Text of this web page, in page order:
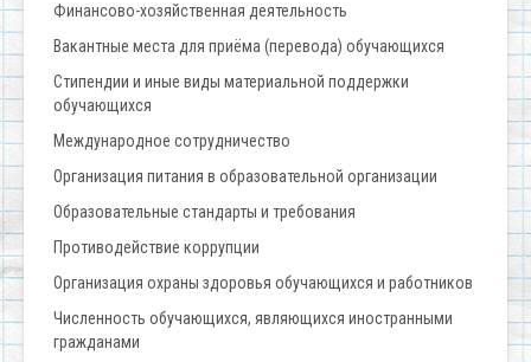
Финансово-хозяйственная деятельность
Вакантные места для приёма (перевода) обучающихся
Стипендии и иные виды материальной поддержки
обучающихся
Международное сотрудничество
Организация питания в образовательной организации
Образовательные стандарты и требования
Противодействие коррупции
Организация охраны здоровья обучающихся и работников
Численность обучающихся, являющихся иностранными
гражданами